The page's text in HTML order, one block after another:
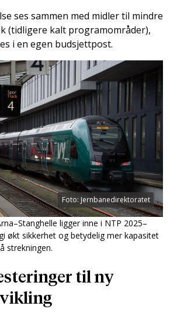
ses sammen med midler til mindre
(tidligere kalt programområder),
i en egen budsjettpost.
Foto: Jernbanedirektoratet
ligger inne i NTP 2025–
økt sikkerhet og betydelig mer kapasitet
strekningen.
til ny